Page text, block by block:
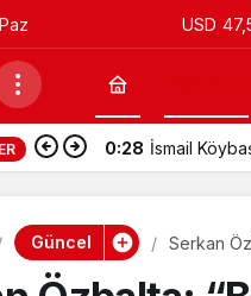
USD
0:28 İsmail
Güncel Serkan